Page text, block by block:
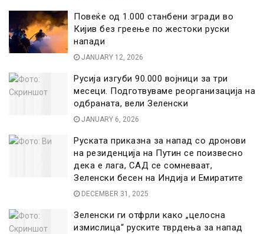
Повеќе од 1.000 станбени згради во
Кијив без греење по жестоки руски
напади
JANUARY 12, 2026
Русија изгуби 90.000 војници за три
месеци. Подготвуваме реорганизација на
одбраната, вели Зеленски
JANUARY 6, 2026
Руската приказна за напад со дронови
на резиденција на Путин се поизвесно
дека е лага, САД се сомневаат,
Зеленски бесен на Индија и Емиратите
DECEMBER 31, 2025
Зеленски ги отфрли како „целосна
измислица“ руските тврдења за напад